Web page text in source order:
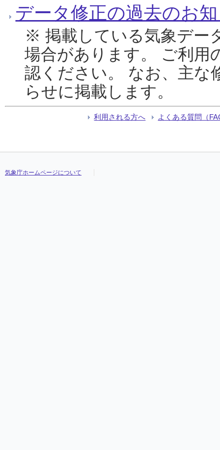
データ修正の過去のお
※ 掲載している気象デー
場合があります。 ご利用
認ください。 なお、主な
らせに掲載します。
利用される方へ よくある質問（
気象庁ホームページについて